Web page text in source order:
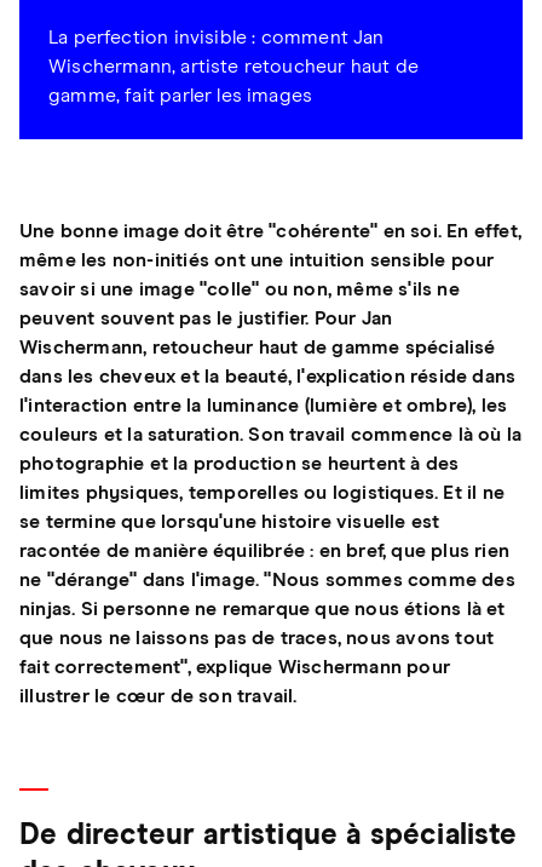
La perfection invisible : comment Jan
Wischermann, artiste retoucheur haut de
gamme, fait parler les images
Une bonne image doit être "cohérente" en soi. En effet,
même les non-initiés ont une intuition sensible pour
savoir si une image "colle" ou non, même s'ils ne
peuvent souvent pas le justifier. Pour Jan
Wischermann, retoucheur haut de gamme spécialisé
dans les cheveux et la beauté, l'explication réside dans
l'interaction entre la luminance (lumière et ombre), les
couleurs et la saturation. Son travail commence là où la
photographie et la production se heurtent à des
limites physiques, temporelles ou logistiques. Et il ne
se termine que lorsqu'une histoire visuelle est
racontée de manière équilibrée : en bref, que plus rien
ne "dérange" dans l'image. "Nous sommes comme des
ninjas. Si personne ne remarque que nous étions là et
que nous ne laissons pas de traces, nous avons tout
fait correctement", explique Wischermann pour
illustrer le cœur de son travail.
De directeur artistique à spécialiste